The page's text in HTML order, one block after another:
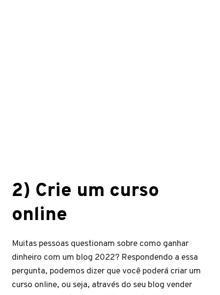
2) Crie um curso
online
Muitas pessoas questionam sobre como ganhar
dinheiro com um blog 2022? Respondendo a essa
pergunta, podemos dizer que você poderá criar um
curso online, ou seja, através do seu blog vender